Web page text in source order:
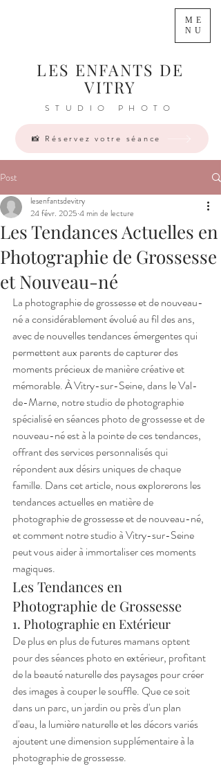
LES ENFANTS DE
VITRY
STUDIO PHOTO
ME
NU
📸 Réservez votre séance
Post
Les Tendances Actuelles en
Photographie de Grossesse
et Nouveau-né
lesenfantsdevitry
24 févr. 2025 4 min de lecture
La photographie de grossesse et de nouveau-
né a considérablement évolué au fil des ans,
avec de nouvelles tendances émergentes qui
permettent aux parents de capturer des
moments précieux de manière créative et
mémorable. À Vitry-sur-Seine, dans le Val-
de-Marne, notre studio de photographie
spécialisé en séances photo de grossesse et de
nouveau-né est à la pointe de ces tendances,
offrant des services personnalisés qui
répondent aux désirs uniques de chaque
famille. Dans cet article, nous explorerons les
tendances actuelles en matière de
photographie de grossesse et de nouveau-né,
et comment notre studio à Vitry-sur-Seine
peut vous aider à immortaliser ces moments
magiques.
Les Tendances en
Photographie de Grossesse
1. Photographie en Extérieur
De plus en plus de futures mamans optent
pour des séances photo en extérieur, profitant
de la beauté naturelle des paysages pour créer
des images à couper le souffle. Que ce soit
dans un parc, un jardin ou près d'un plan
d'eau, la lumière naturelle et les décors variés
ajoutent une dimension supplémentaire à la
photographie de grossesse.